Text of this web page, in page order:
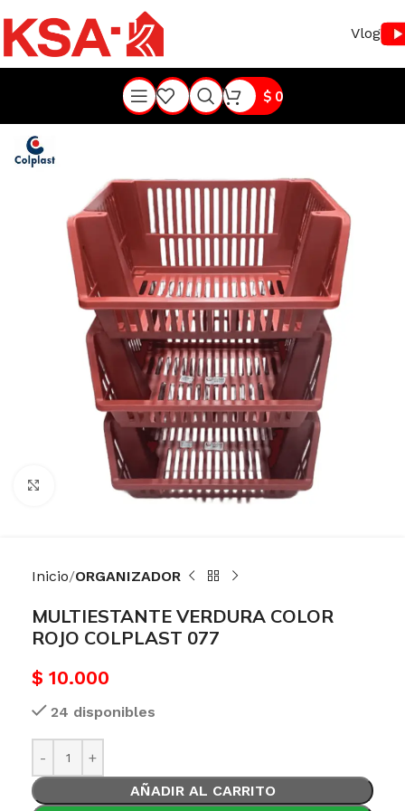
Vlog
$0
Haga Click para agrandar
Inicio ORGANIZADOR
MULTIESTANTE VERDURA COLOR
ROJO COLPLAST 077
$ 10.000
24 disponibles
AÑADIR AL CARRITO